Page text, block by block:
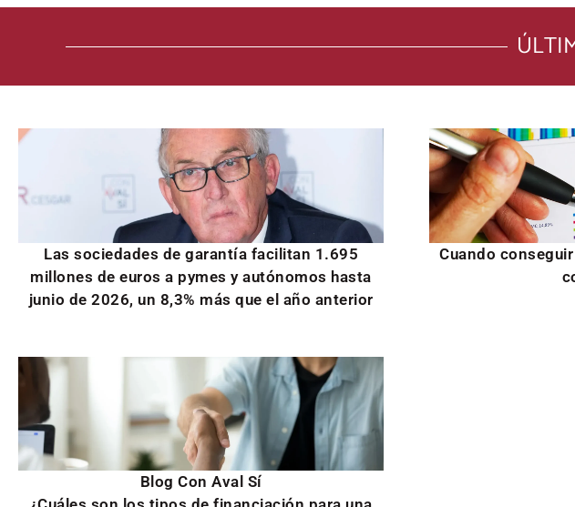
Las sociedades de garantía facilitan 1.695
millones de euros a pymes y autónomos hasta
junio de 2026, un 8,3% más que el año anterior
Cuando
Blog Con Aval Sí